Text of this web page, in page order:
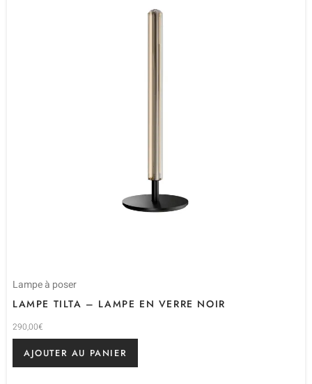
Lampe à poser
LAMPE TILTA – LAMPE EN VERRE NOIR
290,00€
AJOUTER AU PANIER